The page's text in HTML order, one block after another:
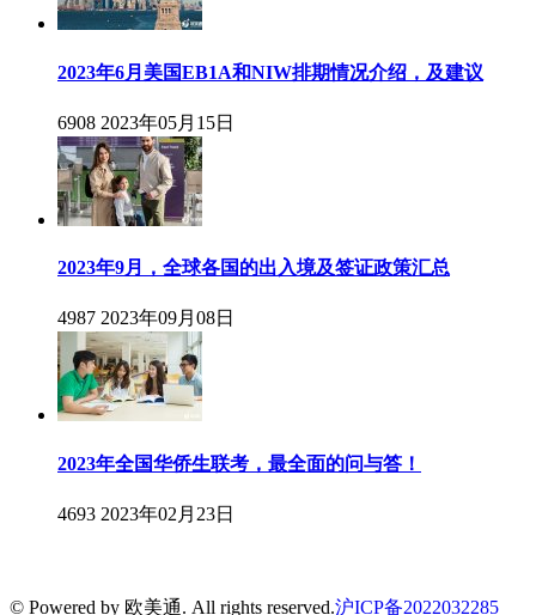
2023年6月美国EB1A和NIW排期情况介绍，及建议
6908 2023年05月15日
2023年9月，全球各国的出入境及签证政策汇总
4987 2023年09月08日
2023年全国华侨生联考，最全面的问与答！
4693 2023年02月23日
© Powered by 欧美通. All rights reserved.沪ICP备2022032285